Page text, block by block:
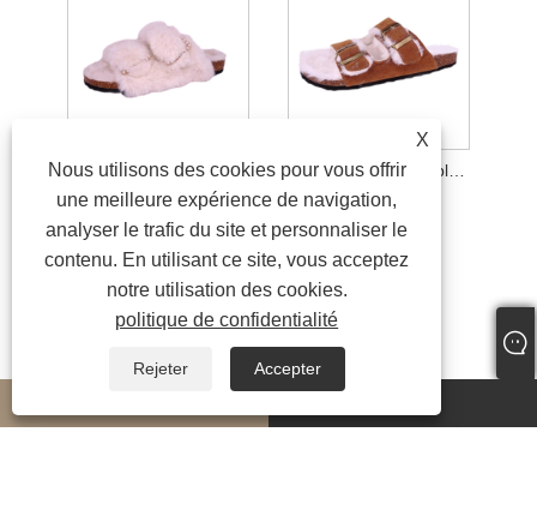
Pantoufles en liège à doublure confortable pour femmes Pantoufles confortables en liège pour femmes
X
Nous utilisons des cookies pour vous offrir
une meilleure expérience de navigation,
analyser le trafic du site et personnaliser le
contenu. En utilisant ce site, vous acceptez
notre utilisation des cookies.
politique de confidentialité
Rejeter Accepter